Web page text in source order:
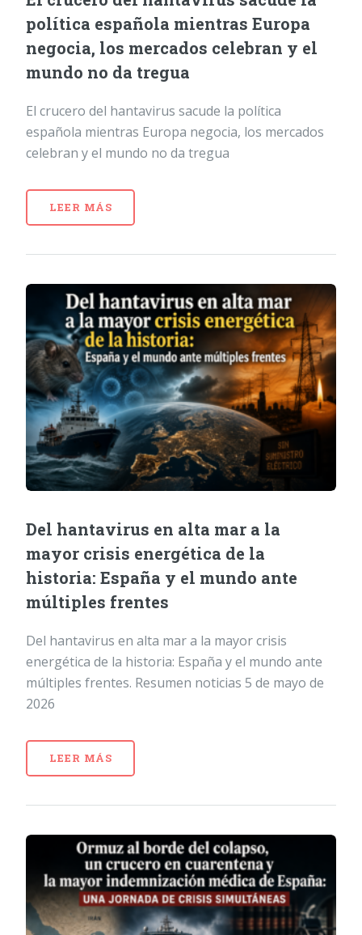
política española mientras Europa
negocia, los mercados celebran y el
mundo no da tregua
El crucero del hantavirus sacude la política
española mientras Europa negocia, los mercados
celebran y el mundo no da tregua
LEER MÁS
Del hantavirus en alta mar a la
mayor crisis energética de la
historia: España y el mundo ante
múltiples frentes
Del hantavirus en alta mar a la mayor crisis
energética de la historia: España y el mundo ante
múltiples frentes. Resumen noticias 5 de mayo de
2026
LEER MÁS